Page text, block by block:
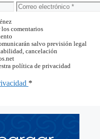
Correo
electrónico
comentarios
salvo previsión legal
cancelación
política de privacidad
*